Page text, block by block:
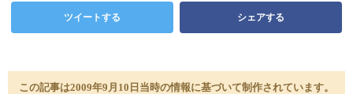
ツイートする シェアする
この記事は2009年9月10日当時の情報に基づいて制作されています。